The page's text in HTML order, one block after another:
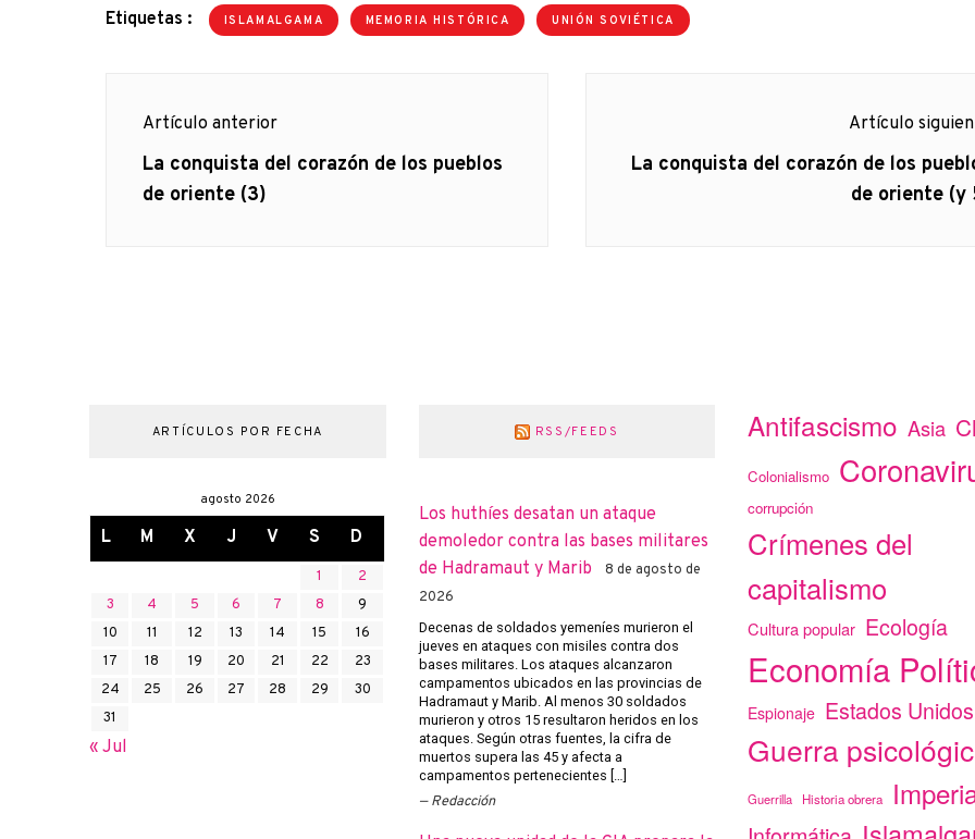
Etiquetas : ISLAMALGAMA MEMORIA HISTÓRICA UNIÓN SOVIÉTICA
Navegación
de
Artículo anterior
Artículo
anterior
La conquista del corazón de los pueblos
de oriente (3)
Artículo
Artículo
La conquista del corazón de los
de oriente (y
ARTÍCULOS POR FECHA
agosto 2026
L M X J V S D
1
2
3
4 5 6 7 8
9
10
11 12 13 14 15
16
17
18 19 20 21 22
23
24
25 26 27 28 29
30
31
« Jul
RSS/FEEDS
Los huthíes desatan un ataque
demoledor contra las bases militares
de Hadramaut y Marib
8 de agosto de
2026
Decenas de soldados yemeníes murieron el
jueves en ataques con misiles contra dos
bases militares. Los ataques alcanzaron
campamentos ubicados en las provincias de
Hadramaut y Marib. Al menos 30 soldados
murieron y otros 15 resultaron heridos en los
ataques. Según otras fuentes, la cifra de
muertos supera las 45 y afecta a
campamentos pertenecientes […]
Redacción
Antifascismo Asia
Colonialismo
corrupción
Crímenes del
capitalismo
Cultura popular Ecología
Economía
Espionaje Estados Unidos
Guerra
Guerrilla Historia obrera